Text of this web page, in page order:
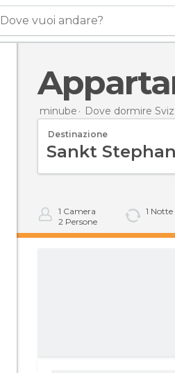
Dove vuoi andare?
minube Dove dormire
Destinazione
1 Camera
2 Persone
1 Notte